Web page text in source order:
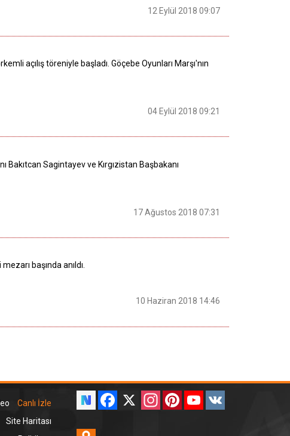
12 Eylül 2018 09:07
açılış töreniyle başladı. Göçebe Oyunları Marşı'nın
04 Eylül 2018 09:21
Bakıtcan Sagintayev ve Kırgızistan Başbakanı
17 Ağustos 2018 07:31
başında anıldı.
10 Haziran 2018 14:46
Canlı İzle
Site Haritası
Facebook
X InstagramPinterestYouTube